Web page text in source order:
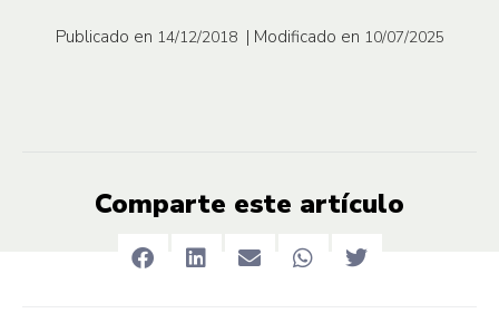
Publicado en 14/12/2018 | Modificado en 10/07/2025
Comparte este artículo